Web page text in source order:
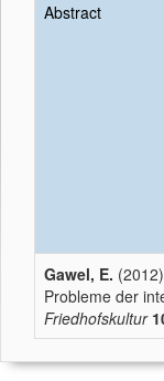
Abstract
Gawel, E.
Probleme der
Friedhofskultur